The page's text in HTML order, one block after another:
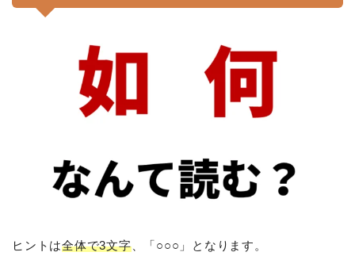
ヒントは全体で3文字、「○○○」となります。